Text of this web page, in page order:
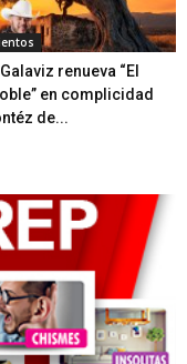
renueva “El
en complicidad
de...